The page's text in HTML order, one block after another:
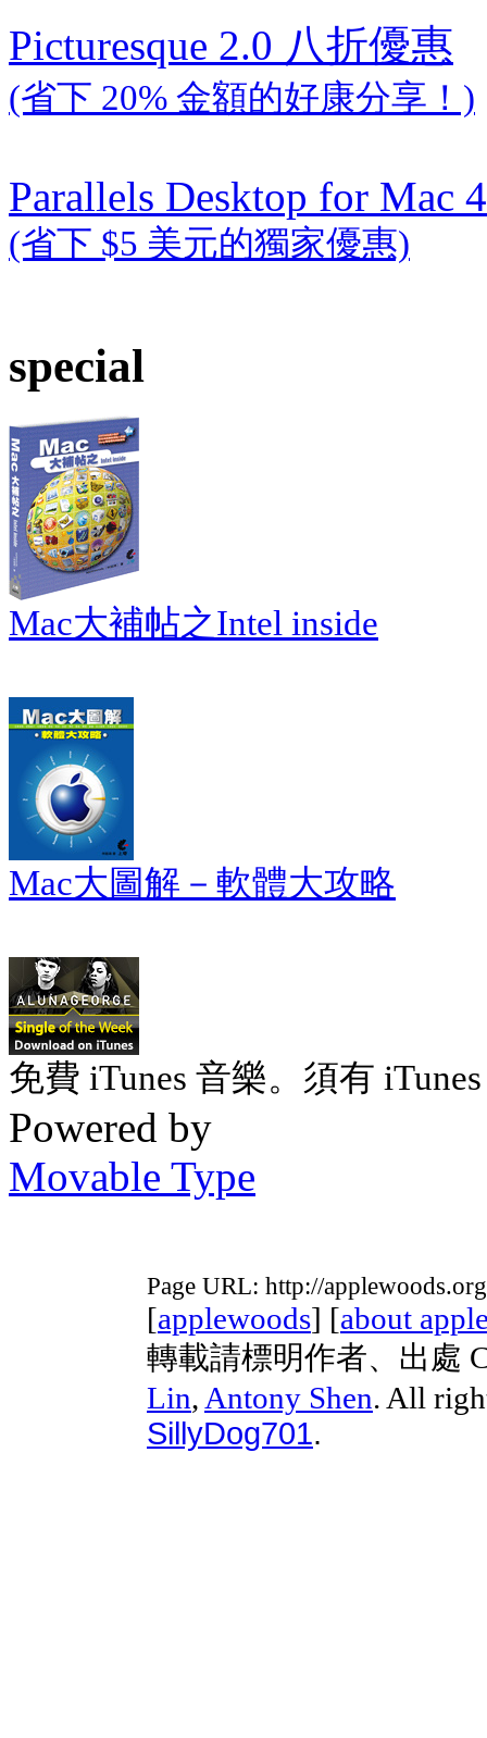
Picturesque 2.0 八折優惠
(省下 20% 金額的好康分享！)
Parallels Desktop for Mac
(省下 $5 美元的獨家優惠)
special
Mac大補帖之Intel inside
Mac大圖解－軟體大攻略
免費 iTunes 音樂。須有
Powered by
Movable Type
Page URL: http://
[applewoods] [about
轉載請標明作者、出處
Lin, Antony Shen. All
SillyDog701.